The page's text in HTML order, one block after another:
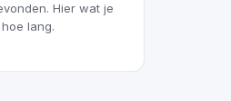
Hier wat je
lang.